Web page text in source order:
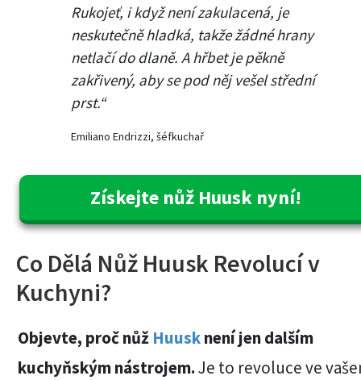
Rukojeť, i když není zakulacená, je
neskutečně hladká, takže žádné hrany
netlačí do dlaně. A hřbet je pěkně
zakřivený, aby se pod něj vešel střední
prst.“
Emiliano Endrizzi, šéfkuchař
Získejte nůž Huusk nyní!
Co Dělá Nůž Huusk Revolucí v
Kuchyni?
Objevte, proč nůž Huusknení jen dalším
kuchyňským nástrojem.Je to revoluce ve